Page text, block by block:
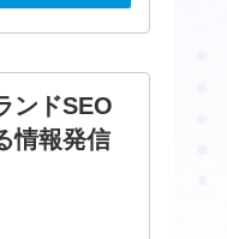
ンドSEO
情報発信